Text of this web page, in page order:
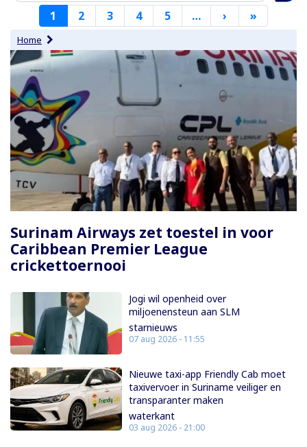
Paginering
1 2 3 4 5 … › Volgende
pagina
»
pagina
Home
Surinam Airways zet toestel in voor
Caribbean Premier League
crickettoernooi
Jogi wil openheid over
miljoenensteun aan SLM
starnieuws
07 aug 2026 - 11:55
Nieuwe taxi-app Friendly Cab moet
taxivervoer in Suriname veiliger en
transparanter maken
waterkant
03 aug 2026 - 21:00